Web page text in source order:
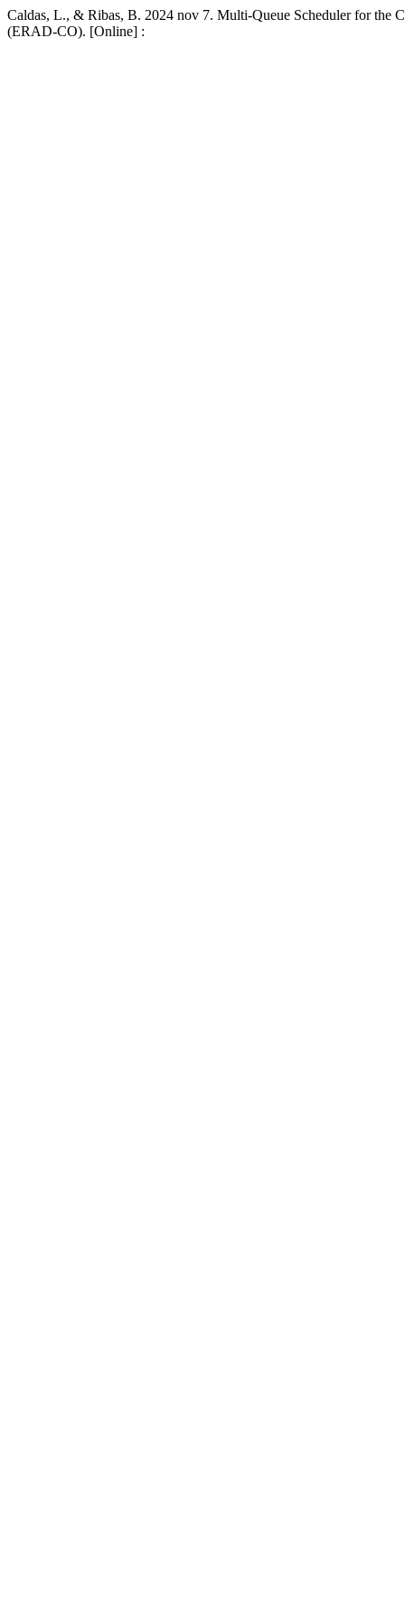
Caldas, L., & Ribas, B. 2024 nov 7. Multi-Queue Scheduler for the
(ERAD-CO). [Online] :